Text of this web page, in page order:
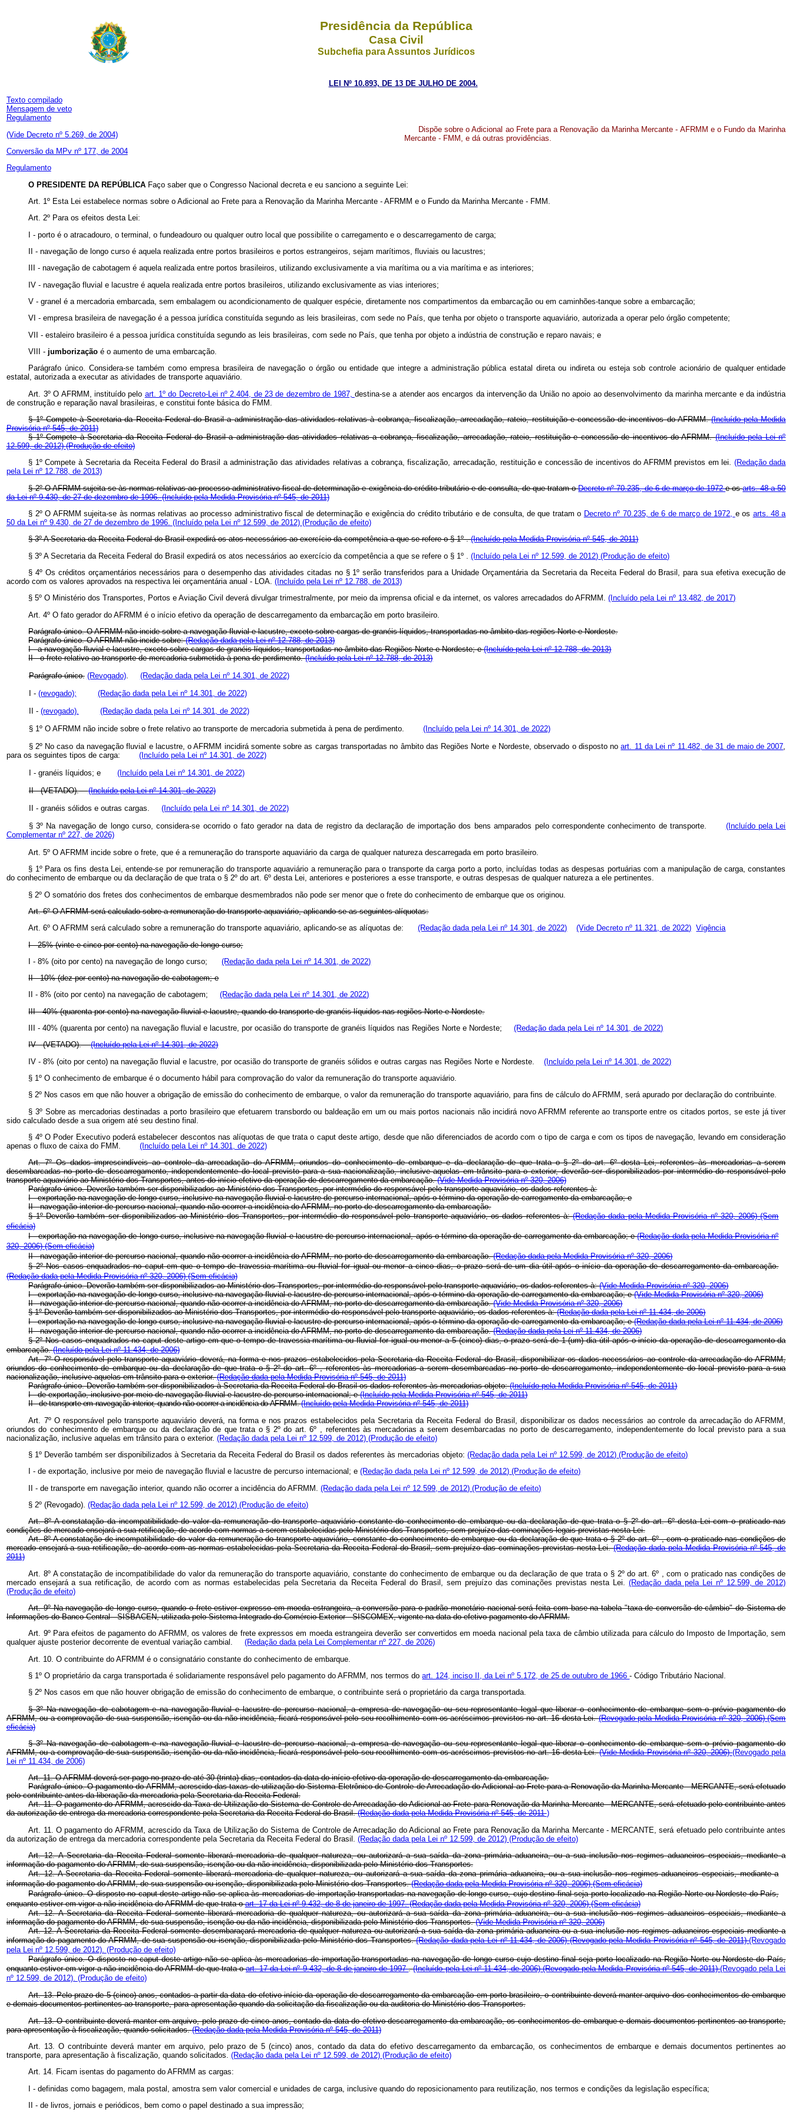
Presidência da República
Casa Civil
Subchefia para Assuntos Jurídicos
LEI Nº 10.893, DE 13 DE JULHO DE 2004.
Texto compilado
Mensagem de veto
Regulamento
(Vide Decreto nº 5.269, de 2004)
Conversão da MPv nº 177, de 2004
Regulamento
Dispõe sobre o Adicional ao Frete para a Renovação da Marinha Mercante - AFRMM e o Fundo da Marinha
Mercante - FMM, e dá outras providências.
O PRESIDENTE DA REPÚBLICA Faço saber que o Congresso Nacional decreta e eu sanciono a seguinte Lei:
Art. 1º Esta Lei estabelece normas sobre o Adicional ao Frete para a Renovação da Marinha Mercante - AFRMM e o Fundo da Marinha Mercante - FMM.
Art. 2º Para os efeitos desta Lei:
I - porto é o atracadouro, o terminal, o fundeadouro ou qualquer outro local que possibilite o carregamento e o descarregamento de carga;
II - navegação de longo curso é aquela realizada entre portos brasileiros e portos estrangeiros, sejam marítimos, fluviais ou lacustres;
III - navegação de cabotagem é aquela realizada entre portos brasileiros, utilizando exclusivamente a via marítima ou a via marítima e as interiores;
IV - navegação fluvial e lacustre é aquela realizada entre portos brasileiros, utilizando exclusivamente as vias interiores;
V - granel é a mercadoria embarcada, sem embalagem ou acondicionamento de qualquer espécie, diretamente nos compartimentos da embarcação ou em caminhões-tanque sobre a embarcação;
VI - empresa brasileira de navegação é a pessoa jurídica constituída segundo as leis brasileiras, com sede no País, que tenha por objeto o transporte aquaviário, autorizada a operar pelo órgão competente;
VII - estaleiro brasileiro é a pessoa jurídica constituída segundo as leis brasileiras, com sede no País, que tenha por objeto a indústria de construção e reparo navais; e
VIII - jumborizaçãoé o aumento de uma embarcação.
Parágrafo único. Considera-se também como empresa brasileira de navegação o órgão ou entidade que integre a administração pública estatal direta ou indireta ou esteja sob controle acionário de qualquer entidade
estatal, autorizada a executar as atividades de transporte aquaviário.
Art. 3º O AFRMM, instituído pelo art. 1º do Decreto-Lei nº 2.404, de 23 de dezembro de 1987, destina-se a atender aos encargos da intervenção da União no apoio ao desenvolvimento da marinha mercante e da indústria
de construção e reparação naval brasileiras, e constitui fonte básica do FMM.
§ 1º Compete à Secretaria da Receita Federal do Brasil a administração das atividades relativas à cobrança, fiscalização, arrecadação, rateio, restituição e concessão de incentivos do AFRMM.(Incluído pela Medida
Provisória nº 545, de 2011)
§ 1º Compete à Secretaria da Receita Federal do Brasil a administração das atividades relativas a cobrança, fiscalização, arrecadação, rateio, restituição e concessão de incentivos do AFRMM.(Incluído pela Lei nº
12.599, de 2012)(Produção de efeito)
§ 1º Compete à Secretaria da Receita Federal do Brasil a administração das atividades relativas a cobrança, fiscalização, arrecadação, restituição e concessão de incentivos do AFRMM previstos em lei. (Redação dada
pela Lei nº 12.788, de 2013)
§ 2º O AFRMM sujeita-se às normas relativas ao processo administrativo fiscal de determinação e exigência do crédito tributário e de consulta, de que tratam oDecreto nº 70.235, de 6 de março de 1972e osarts. 48 a 50
da Lei nº 9.430, de 27 de dezembro de 1996.(Incluído pela Medida Provisória nº 545, de 2011)
§ 2º O AFRMM sujeita-se às normas relativas ao processo administrativo fiscal de determinação e exigência do crédito tributário e de consulta, de que tratam o Decreto nº 70.235, de 6 de março de 1972, e os arts. 48 a
50 da Lei nº 9.430, de 27 de dezembro de 1996. (Incluído pela Lei nº 12.599, de 2012) (Produção de efeito)
§ 3º A Secretaria da Receita Federal do Brasil expedirá os atos necessários ao exercício da competência a que se refere o § 1º .(Incluído pela Medida Provisória nº 545, de 2011)
§ 3º A Secretaria da Receita Federal do Brasil expedirá os atos necessários ao exercício da competência a que se refere o § 1º .(Incluído pela Lei nº 12.599, de 2012)(Produção de efeito)
§ 4º Os créditos orçamentários necessários para o desempenho das atividades citadas no § 1º serão transferidos para a Unidade Orçamentária da Secretaria da Receita Federal do Brasil, para sua efetiva execução de
acordo com os valores aprovados na respectiva lei orçamentária anual - LOA. (Incluído pela Lei nº 12.788, de 2013)
§ 5º O Ministério dos Transportes, Portos e Aviação Civil deverá divulgar trimestralmente, por meio da imprensa oficial e da internet, os valores arrecadados do AFRMM.(Incluído pela Lei nº 13.482, de 2017)
Art. 4º O fato gerador do AFRMM é o início efetivo da operação de descarregamento da embarcação em porto brasileiro.
Parágrafo único. O AFRMM não incide sobre a navegação fluvial e lacustre, exceto sobre cargas de granéis líquidos, transportadas no âmbito das regiões Norte e Nordeste.
Parágrafo único. O AFRMM não incide sobre:(Redação dada pela Lei nº 12.788, de 2013)
I - a navegação fluvial e lacustre, exceto sobre cargas de granéis líquidos, transportadas no âmbito das Regiões Norte e Nordeste; e(Incluído pela Lei nº 12.788, de 2013)
II - o frete relativo ao transporte de mercadoria submetida à pena de perdimento.(Incluído pela Lei nº 12.788, de 2013)
Parágrafo único. (Revogado). (Redação dada pela Lei nº 14.301, de 2022)
I - (revogado);
(Redação dada pela Lei nº 14.301, de 2022)
II - (revogado).
(Redação dada pela Lei nº 14.301, de 2022)
§ 1º O AFRMM não incide sobre o frete relativo ao transporte de mercadoria submetida à pena de perdimento. (Incluído pela Lei nº 14.301, de 2022)
§ 2º No caso da navegação fluvial e lacustre, o AFRMM incidirá somente sobre as cargas transportadas no âmbito das Regiões Norte e Nordeste, observado o disposto noart. 11 da Lei nº 11.482, de 31 de maio de 2007
para os seguintes tipos de carga: (Incluído pela Lei nº 14.301, de 2022)
I - granéis líquidos; e (Incluído pela Lei nº 14.301, de 2022)
II - (VETADO).
(Incluído pela Lei nº 14.301, de 2022)
II - granéis sólidos e outras cargas.
(Incluído pela Lei nº 14.301, de 2022)
§ 3º Na navegação de longo curso, considera-se ocorrido o fato gerador na data de registro da declaração de importação dos bens amparados pelo correspondente conhecimento de transporte.
(Incluído pela Lei
Complementar nº 227, de 2026)
Art. 5º O AFRMM incide sobre o frete, que é a remuneração do transporte aquaviário da carga de qualquer natureza descarregada em porto brasileiro.
§ 1º Para os fins desta Lei, entende-se por remuneração do transporte aquaviário a remuneração para o transporte da carga porto a porto, incluídas todas as despesas portuárias com a manipulação de carga, constantes
do conhecimento de embarque ou da declaração de que trata o § 2º do art. 6º desta Lei, anteriores e posteriores a esse transporte, e outras despesas de qualquer natureza a ele pertinentes.
§ 2º O somatório dos fretes dos conhecimentos de embarque desmembrados não pode ser menor que o frete do conhecimento de embarque que os originou.
Art. 6º O AFRMM será calculado sobre a remuneração do transporte aquaviário, aplicando-se as seguintes alíquotas:
Art. 6º O AFRMM será calculado sobre a remuneração do transporte aquaviário, aplicando-se as alíquotas de:
(Redação dada pela Lei nº 14.301, de 2022) (Vide Decreto nº 11.321, de 2022) Vigência
I - 25% (vinte e cinco por cento) na navegação de longo curso;
I - 8% (oito por cento) na navegação de longo curso;
(Redação dada pela Lei nº 14.301, de 2022)
II - 10% (dez por cento) na navegação de cabotagem; e
II - 8% (oito por cento) na navegação de cabotagem;
(Redação dada pela Lei nº 14.301, de 2022)
III - 40% (quarenta por cento) na navegação fluvial e lacustre, quando do transporte de granéis líquidos nas regiões Norte e Nordeste.
III - 40% (quarenta por cento) na navegação fluvial e lacustre, por ocasião do transporte de granéis líquidos nas Regiões Norte e Nordeste;
(Redação dada pela Lei nº 14.301, de 2022)
IV - (VETADO).(Incluído pela Lei nº 14.301, de 2022)
IV - 8% (oito por cento) na navegação fluvial e lacustre, por ocasião do transporte de granéis sólidos e outras cargas nas Regiões Norte e Nordeste.
(Incluído pela Lei nº 14.301, de 2022)
§ 1º O conhecimento de embarque é o documento hábil para comprovação do valor da remuneração do transporte aquaviário.
§ 2º Nos casos em que não houver a obrigação de emissão do conhecimento de embarque, o valor da remuneração do transporte aquaviário, para fins de cálculo do AFRMM, será apurado por declaração do contribuinte.
§ 3º Sobre as mercadorias destinadas a porto brasileiro que efetuarem transbordo ou baldeação em um ou mais portos nacionais não incidirá novo AFRMM referente ao transporte entre os citados portos, se este já tiver
sido calculado desde a sua origem até seu destino final.
§ 4º O Poder Executivo poderá estabelecer descontos nas alíquotas de que trata o caputdeste artigo, desde que não diferenciados de acordo com o tipo de carga e com os tipos de navegação, levando em consideração
apenas o fluxo de caixa do FMM. (Incluído pela Lei nº 14.301, de 2022)
Art. 7º Os dados imprescindíveis ao controle da arrecadação do AFRMM, oriundos do conhecimento de embarque e da declaração de que trata o § 2º do art. 6º desta Lei, referentes às mercadorias a serem
desembarcadas no porto de descarregamento, independentemente do local previsto para a sua nacionalização, inclusive aquelas em trânsito para o exterior, deverão ser disponibilizados por intermédio do responsável pelo
transporte aquaviário ao Ministério dos Transportes, antes do início efetivo da operação de descarregamento da embarcação.(Vide Medida Provisória nº 320, 2006)
Parágrafo único. Deverão também ser disponibilizados ao Ministério dos Transportes, por intermédio do responsável pelo transporte aquaviário, os dados referentes à:
I - exportação na navegação de longo curso, inclusive na navegação fluvial e lacustre de percurso internacional, após o término da operação de carregamento da embarcação; e
II - navegação interior de percurso nacional, quando não ocorrer a incidência do AFRMM, no porto de descarregamento da embarcação.
§ 1º Deverão também ser disponibilizados ao Ministério dos Transportes, por intermédio do responsável pelo transporte aquaviário, os dados referentes à:(Redação dada pela Medida Provisória nº 320, 2006)(Sem
eficácia)
I - exportação na navegação de longo curso, inclusive na navegação fluvial e lacustre de percurso internacional, após o término da operação de carregamento da embarcação; e(Redação dada pela Medida Provisória nº
320, 2006)(Sem eficácia)
II - navegação interior de percurso nacional, quando não ocorrer a incidência do AFRMM, no porto de descarregamento da embarcação.(Redação dada pela Medida Provisória nº 320, 2006)
§ 2º Nos casos enquadrados no caput em que o tempo de travessia marítima ou fluvial for igual ou menor a cinco dias, o prazo será de um dia útil após o início da operação de descarregamento da embarcação.
(Redação dada pela Medida Provisória nº 320, 2006)(Sem eficácia)
Parágrafo único. Deverão também ser disponibilizados ao Ministério dos Transportes, por intermédio do responsável pelo transporte aquaviário, os dados referentes à:(Vide Medida Provisória nº 320, 2006)
I - exportação na navegação de longo curso, inclusive na navegação fluvial e lacustre de percurso internacional, após o término da operação de carregamento da embarcação; e(Vide Medida Provisória nº 320, 2006)
II - navegação interior de percurso nacional, quando não ocorrer a incidência do AFRMM, no porto de descarregamento da embarcação.(Vide Medida Provisória nº 320, 2006)
§ 1º Deverão também ser disponibilizados ao Ministério dos Transportes, por intermédio do responsável pelo transporte aquaviário, os dados referentes à:(Redação dada pela Lei nº 11.434, de 2006)
I - exportação na navegação de longo curso, inclusive na navegação fluvial e lacustre de percurso internacional, após o término da operação de carregamento da embarcação; e(Redação dada pela Lei nº 11.434, de 2006)
II - navegação interior de percurso nacional, quando não ocorrer a incidência do AFRMM, no porto de descarregamento da embarcação.(Redação dada pela Lei nº 11.434, de 2006)
§ 2º Nos casos enquadrados nocaputdeste artigo em que o tempo de travessia marítima ou fluvial for igual ou menor a 5 (cinco) dias, o prazo será de 1 (um) dia útil após o início da operação de descarregamento da
embarcação.(Incluído pela Lei nº 11.434, de 2006)
Art. 7ºO responsável pelo transporte aquaviário deverá, na forma e nos prazos estabelecidos pela Secretaria da Receita Federal do Brasil, disponibilizar os dados necessários ao controle da arrecadação do AFRMM,
oriundos do conhecimento de embarque ou da declaração de que trata o § 2º do art. 6º , referentes às mercadorias a serem desembarcadas no porto de descarregamento, independentemente do local previsto para a sua
nacionalização, inclusive aquelas em trânsito para o exterior.(Redação dada pela Medida Provisória nº 545, de 2011)
Parágrafo único. Deverão também ser disponibilizados à Secretaria da Receita Federal do Brasil os dados referentes às mercadorias objeto:(Incluído pela Medida Provisória nº 545, de 2011)
I - de exportação, inclusive por meio de navegação fluvial e lacustre de percurso internacional; e(Incluído pela Medida Provisória nº 545, de 2011)
II - de transporte em navegação interior, quando não ocorrer a incidência do AFRMM.(Incluído pela Medida Provisória nº 545, de 2011)
Art. 7º O responsável pelo transporte aquaviário deverá, na forma e nos prazos estabelecidos pela Secretaria da Receita Federal do Brasil, disponibilizar os dados necessários ao controle da arrecadação do AFRMM,
oriundos do conhecimento de embarque ou da declaração de que trata o § 2º do art. 6º , referentes às mercadorias a serem desembarcadas no porto de descarregamento, independentemente do local previsto para a sua
nacionalização, inclusive aquelas em trânsito para o exterior. (Redação dada pela Lei nº 12.599, de 2012) (Produção de efeito)
§ 1º Deverão também ser disponibilizados à Secretaria da Receita Federal do Brasil os dados referentes às mercadorias objeto:(Redação dada pela Lei nº 12.599, de 2012)(Produção de efeito)
I - de exportação, inclusive por meio de navegação fluvial e lacustre de percurso internacional; e(Redação dada pela Lei nº 12.599, de 2012)(Produção de efeito)
II - de transporte em navegação interior, quando não ocorrer a incidência do AFRMM.(Redação dada pela Lei nº 12.599, de 2012)(Produção de efeito)
§ 2º (Revogado).(Redação dada pela Lei nº 12.599, de 2012)(Produção de efeito)
Art. 8º A constatação da incompatibilidade do valor da remuneração do transporte aquaviário constante do conhecimento de embarque ou da declaração de que trata o § 2º do art. 6º desta Lei com o praticado nas
condições de mercado ensejará a sua retificação, de acordo com normas a serem estabelecidas pelo Ministério dos Transportes, sem prejuízo das cominações legais previstas nesta Lei.
Art. 8ºA constatação de incompatibilidade do valor da remuneração do transporte aquaviário, constante do conhecimento de embarque ou da declaração de que trata o § 2º do art. 6º , com o praticado nas condições de
mercado ensejará a sua retificação, de acordo com as normas estabelecidas pela Secretaria da Receita Federal do Brasil, sem prejuízo das cominações previstas nesta Lei.(Redação dada pela Medida Provisória nº 545, de
2011)
Art. 8º A constatação de incompatibilidade do valor da remuneração do transporte aquaviário, constante do conhecimento de embarque ou da declaração de que trata o § 2º do art. 6º , com o praticado nas condições de
mercado ensejará a sua retificação, de acordo com as normas estabelecidas pela Secretaria da Receita Federal do Brasil, sem prejuízo das cominações previstas nesta Lei.(Redação dada pela Lei nº 12.599, de 2012)
(Produção de efeito)
Art. 9º Na navegação de longo curso, quando o frete estiver expresso em moeda estrangeira, a conversão para o padrão monetário nacional será feita com base na tabela "taxa de conversão de câmbio" do Sistema de
Informações do Banco Central - SISBACEN, utilizada pelo Sistema Integrado do Comércio Exterior - SISCOMEX, vigente na data do efetivo pagamento do AFRMM.
Art. 9º Para efeitos de pagamento do AFRMM, os valores de frete expressos em moeda estrangeira deverão ser convertidos em moeda nacional pela taxa de câmbio utilizada para cálculo do Imposto de Importação, sem
qualquer ajuste posterior decorrente de eventual variação cambial.
(Redação dada pela Lei Complementar nº 227, de 2026)
Art. 10. O contribuinte do AFRMM é o consignatário constante do conhecimento de embarque.
§ 1º O proprietário da carga transportada é solidariamente responsável pelo pagamento do AFRMM, nos termos doart. 124, inciso II, da Lei nº 5.172, de 25 de outubro de 1966- Código Tributário Nacional.
§ 2º Nos casos em que não houver obrigação de emissão do conhecimento de embarque, o contribuinte será o proprietário da carga transportada.
§ 3º Na navegação de cabotagem e na navegação fluvial e lacustre de percurso nacional, a empresa de navegação ou seu representante legal que liberar o conhecimento de embarque sem o prévio pagamento do
AFRMM, ou a comprovação de sua suspensão, isenção ou da não-incidência, ficará responsável pelo seu recolhimento com os acréscimos previstos no art. 16 desta Lei.(Revogado pela Medida Provisória nº 320, 2006)(Sem
eficácia)
§ 3º Na navegação de cabotagem e na navegação fluvial e lacustre de percurso nacional, a empresa de navegação ou seu representante legal que liberar o conhecimento de embarque sem o prévio pagamento do
AFRMM, ou a comprovação de sua suspensão, isenção ou da não-incidência, ficará responsável pelo seu recolhimento com os acréscimos previstos no art. 16 desta Lei.(Vide Medida Provisória nº 320, 2006)(Revogado pela
Lei nº 11.434, de 2006)
Art. 11. O AFRMM deverá ser pago no prazo de até 30 (trinta) dias, contados da data do início efetivo da operação de descarregamento da embarcação.
Parágrafo único. O pagamento do AFRMM, acrescido das taxas de utilização do Sistema Eletrônico de Controle de Arrecadação do Adicional ao Frete para a Renovação da Marinha Mercante - MERCANTE, será efetuado
pelo contribuinte antes da liberação da mercadoria pela Secretaria da Receita Federal.
Art. 11. O pagamento do AFRMM, acrescido da Taxa de Utilização do Sistema de Controle de Arrecadação do Adicional ao Frete para Renovação da Marinha Mercante - MERCANTE, será efetuado pelo contribuinte antes
da autorização de entrega da mercadoria correspondente pela Secretaria da Receita Federal do Brasil.(Redação dada pela Medida Provisória nº 545, de 2011)
Art. 11. O pagamento do AFRMM, acrescido da Taxa de Utilização do Sistema de Controle de Arrecadação do Adicional ao Frete para Renovação da Marinha Mercante - MERCANTE, será efetuado pelo contribuinte antes
da autorização de entrega da mercadoria correspondente pela Secretaria da Receita Federal do Brasil. (Redação dada pela Lei nº 12.599, de 2012) (Produção de efeito)
Art. 12. A Secretaria da Receita Federal somente liberará mercadoria de qualquer natureza, ou autorizará a sua saída da zona primária aduaneira, ou a sua inclusão nos regimes aduaneiros especiais, mediante a
informação do pagamento do AFRMM, de sua suspensão, isenção ou da não-incidência, disponibilizada pelo Ministério dos Transportes.
Art. 12. A Secretaria da Receita Federal somente liberará mercadoria de qualquer natureza, ou autorizará a sua saída da zona primária aduaneira, ou a sua inclusão nos regimes aduaneiros especiais, mediante a
informação do pagamento do AFRMM, de sua suspensão ou isenção, disponibilizada pelo Ministério dos Transportes.(Redação dada pela Medida Provisória nº 320, 2006)(Sem eficácia)
Parágrafo único. O disposto no caput deste artigo não se aplica às mercadorias de importação transportadas na navegação de longo curso, cujo destino final seja porto localizado na Região Norte ou Nordeste do País,
enquanto estiver em vigor a não-incidência do AFRMM de que trata oart. 17 da Lei nº 9.432, de 8 de janeiro de 1997.(Redação dada pela Medida Provisória nº 320, 2006)(Sem eficácia)
Art. 12. A Secretaria da Receita Federal somente liberará mercadoria de qualquer natureza, ou autorizará a sua saída da zona primária aduaneira, ou a sua inclusão nos regimes aduaneiros especiais, mediante a
informação do pagamento do AFRMM, de sua suspensão, isenção ou da não-incidência, disponibilizada pelo Ministério dos Transportes.(Vide Medida Provisória nº 320, 2006)
Art. 12. A Secretaria da Receita Federal somente desembaraçará mercadoria de qualquer natureza ou autorizará a sua saída da zona primária aduaneira ou a sua inclusão nos regimes aduaneiros especiais mediante a
informação do pagamento do AFRMM, de sua suspensão ou isenção, disponibilizada pelo Ministério dos Transportes.(Redação dada pela Lei nº 11.434, de 2006)(Revogado pela Medida Provisória nº 545, de 2011)(Revogado
pela Lei nº 12.599, de 2012). (Produção de efeito)
Parágrafo único. O disposto nocaputdeste artigo não se aplica às mercadorias de importação transportadas na navegação de longo curso cujo destino final seja porto localizado na Região Norte ou Nordeste do País,
enquanto estiver em vigor a não-incidência do AFRMM de que trata oart. 17 da Lei nº 9.432, de 8 de janeiro de 1997.(Incluído pela Lei nº 11.434, de 2006)(Revogado pela Medida Provisória nº 545, de 2011)(Revogado pela Lei
nº 12.599, de 2012). (Produção de efeito)
Art. 13. Pelo prazo de 5 (cinco) anos, contados a partir da data do efetivo início da operação de descarregamento da embarcação em porto brasileiro, o contribuinte deverá manter arquivo dos conhecimentos de embarque
e demais documentos pertinentes ao transporte, para apresentação quando da solicitação da fiscalização ou da auditoria do Ministério dos Transportes.
Art. 13. O contribuinte deverá manter em arquivo, pelo prazo de cinco anos, contado da data do efetivo descarregamento da embarcação, os conhecimentos de embarque e demais documentos pertinentes ao transporte,
para apresentação à fiscalização, quando solicitados.(Redação dada pela Medida Provisória nº 545, de 2011)
Art. 13. O contribuinte deverá manter em arquivo, pelo prazo de 5 (cinco) anos, contado da data do efetivo descarregamento da embarcação, os conhecimentos de embarque e demais documentos pertinentes ao
transporte, para apresentação à fiscalização, quando solicitados. (Redação dada pela Lei nº 12.599, de 2012) (Produção de efeito)
Art. 14. Ficam isentas do pagamento do AFRMM as cargas:
I - definidas como bagagem, mala postal, amostra sem valor comercial e unidades de carga, inclusive quando do reposicionamento para reutilização, nos termos e condições da legislação específica;
II - de livros, jornais e periódicos, bem como o papel destinado a sua impressão;